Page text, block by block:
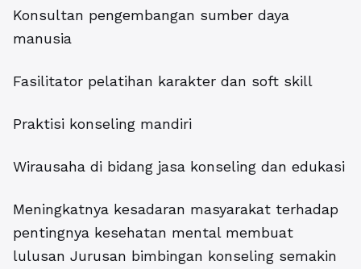
Konsultan pengembangan sumber daya
manusia
Fasilitator pelatihan karakter dan soft skill
Praktisi konseling mandiri
Wirausaha di bidang jasa konseling dan edukasi
Meningkatnya kesadaran masyarakat terhadap
pentingnya kesehatan mental membuat
lulusan Jurusan bimbingan konseling semakin